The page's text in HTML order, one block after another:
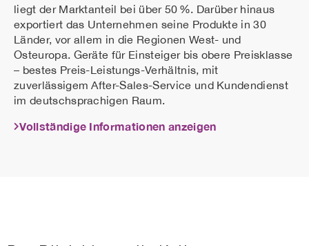
liegt der Marktanteil bei über 50 %. Darüber hinaus
exportiert das Unternehmen seine Produkte in 30
Länder, vor allem in die Regionen West- und
Osteuropa. Geräte für Einsteiger bis obere Preisklasse
– bestes Preis-Leistungs-Verhältnis, mit
zuverlässigem After-Sales-Service und Kundendienst
im deutschsprachigen Raum.
Vollständige Informationen anzeigen